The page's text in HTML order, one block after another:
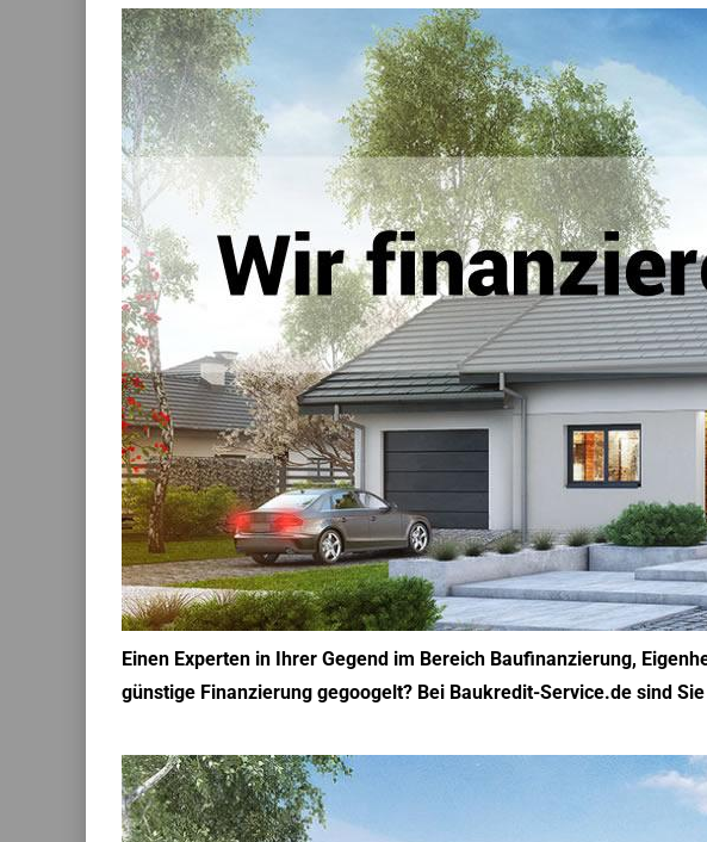
Einen Experten in Ihrer Gegend im Bereich Baufinanzierung,
günstige Finanzierung gegoogelt? Bei Baukredit-Service.de sind